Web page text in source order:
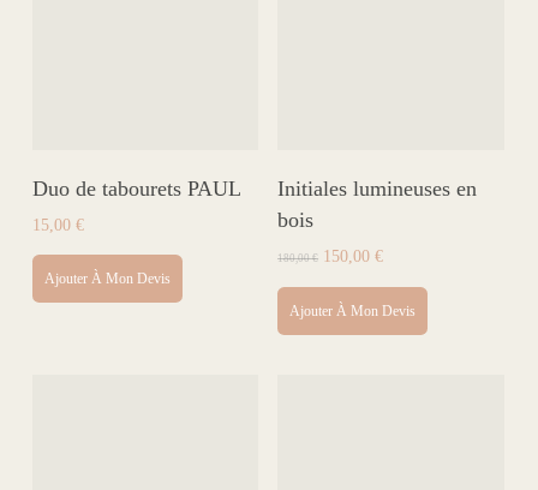
Duo de tabourets PAUL
15,00 €
Ajouter À Mon Devis
Initiales lumineuses en
bois
180,00€ Le
initial
était :
150,00€Le
est :
Ajouter À Mon Devis